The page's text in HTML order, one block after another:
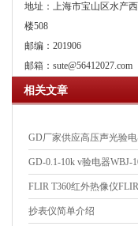
地址：上海市宝山区水产
楼508
邮编：201906
邮箱： sute@56412027.com
相关文章
GD厂家供应高压声光验
高压验电器
GD-0.1-10k v验电器WBJ-
验电器
FLIR T360红外热像仪
像仪
抄表仪简单介绍